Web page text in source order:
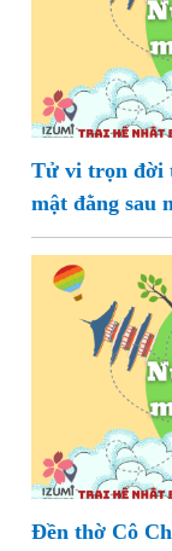
Tử vi trọn đời
mật đằng sau
Đền thờ Cô